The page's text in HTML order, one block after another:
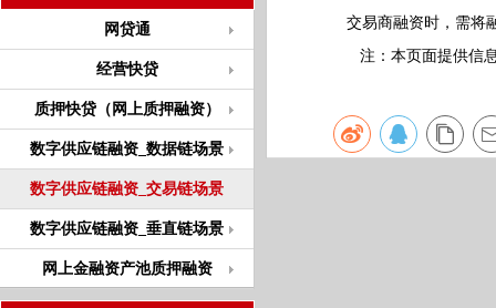
网贷通
经营快贷
质押快贷（网上质押融资）
数字供应链融资_数据链场景
数字供应链融资_交易链场景
数字供应链融资_垂直链场景
网上金融资产池质押融资
交易商融资时，需将
注：本页面提供信息